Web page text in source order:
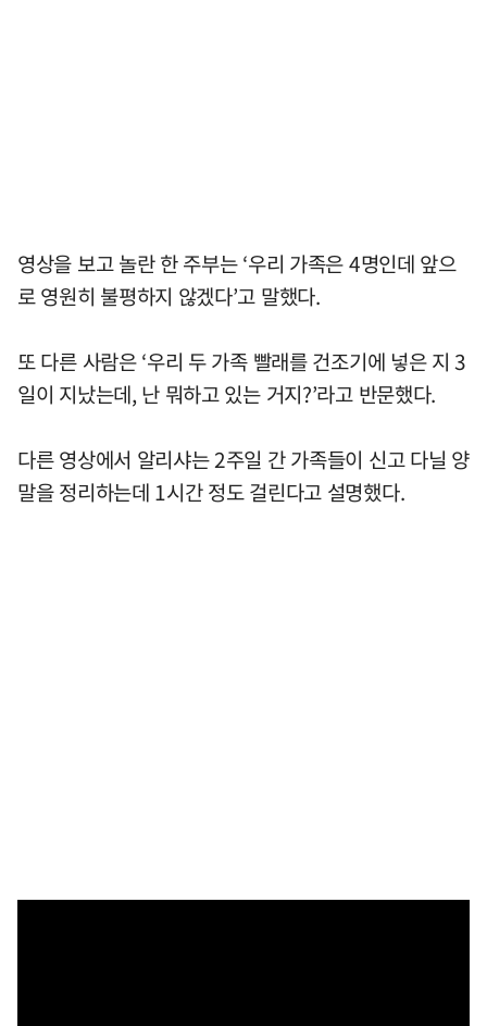
영상을 보고 놀란 한 주부는 ‘우리 가족은 4명인데 앞으
로 영원히 불평하지 않겠다’고 말했다.
또 다른 사람은 ‘우리 두 가족 빨래를 건조기에 넣은 지 3
일이 지났는데, 난 뭐하고 있는 거지?’라고 반문했다.
다른 영상에서 알리샤는 2주일 간 가족들이 신고 다닐 양
말을 정리하는데 1시간 정도 걸린다고 설명했다.